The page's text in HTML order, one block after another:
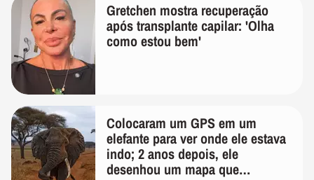
Gretchen mostra recuperação
após transplante capilar: 'Olha
como estou bem'
Colocaram um GPS em um
elefante para ver onde ele estava
indo; 2 anos depois, ele
desenhou um mapa que